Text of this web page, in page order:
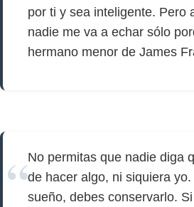
por ti y sea inteligente. Pero
nadie me va a echar sólo
hermano menor de James
No permitas que nadie diga
de hacer algo, ni siquiera
sueño, debes conservarlo.